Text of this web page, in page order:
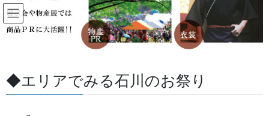
コ
ン
テ
移
動
ナ
ビ
ゲ
ン
に
すべての記事
すべての記事 けんたい
◆エリアでみる石川のお祭り